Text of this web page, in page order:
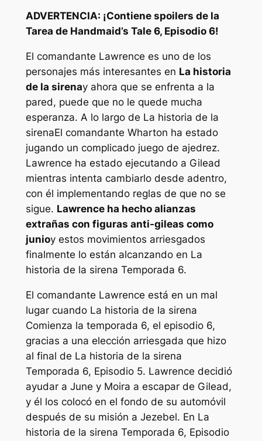
ADVERTENCIA: ¡Contiene spoilers de la
Tarea de Handmaid’s Tale 6, Episodio 6!
El comandante Lawrence es uno de los
personajes más interesantes en La historia
de la sirenay ahora que se enfrenta a la
pared, puede que no le quede mucha
esperanza. A lo largo de La historia de la
sirenaEl comandante Wharton ha estado
jugando un complicado juego de ajedrez.
Lawrence ha estado ejecutando a Gilead
mientras intenta cambiarlo desde adentro,
con él implementando reglas de que no se
sigue. Lawrence ha hecho alianzas
extrañas con figuras anti-gileas como
junioy estos movimientos arriesgados
finalmente lo están alcanzando en La
historia de la sirena Temporada 6.
El comandante Lawrence está en un mal
lugar cuando La historia de la sirena
Comienza la temporada 6, el episodio 6,
gracias a una elección arriesgada que hizo
al final de La historia de la sirena
Temporada 6, Episodio 5. Lawrence decidió
ayudar a June y Moira a escapar de Gilead,
y él los colocó en el fondo de su automóvil
después de su misión a Jezebel. En La
historia de la sirena Temporada 6, Episodio